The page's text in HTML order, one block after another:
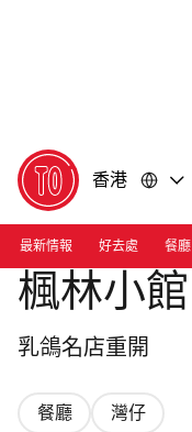
香港
最新情報 好去處 餐廳
楓林小館
乳鴿名店重開
餐廳 灣仔